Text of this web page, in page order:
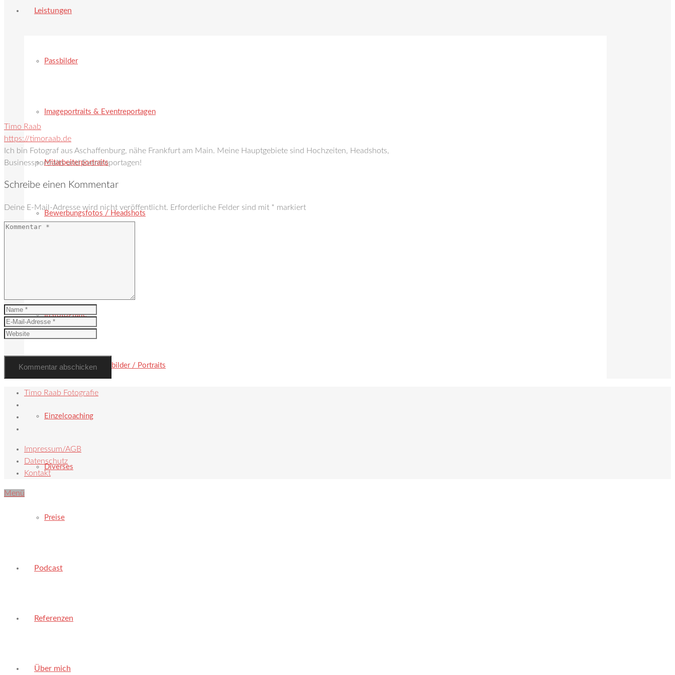
Leistungen
Passbilder
Imageportraits & Eventreportagen
Mitarbeiterportraits
Bewerbungsfotos / Headshots
Irisfotografie
Paarbilder / Familienbilder / Portraits
Einzelcoaching
Diverses
Preise
Podcast
Referenzen
Über mich
Timo Raab
https://timoraab.de
Ich bin Fotograf aus Aschaffenburg, nähe Frankfurt am Main. Meine Hauptgebiete sind Hochzeiten, Headshots,
Businessportraits und Eventreportagen!
Schreibe einen Kommentar
Deine E-Mail-Adresse wird nicht veröffentlicht. Erforderliche Felder sind mit * markiert
Timo Raab Fotografie
Impressum/AGB
Datenschutz
Kontakt
Menü